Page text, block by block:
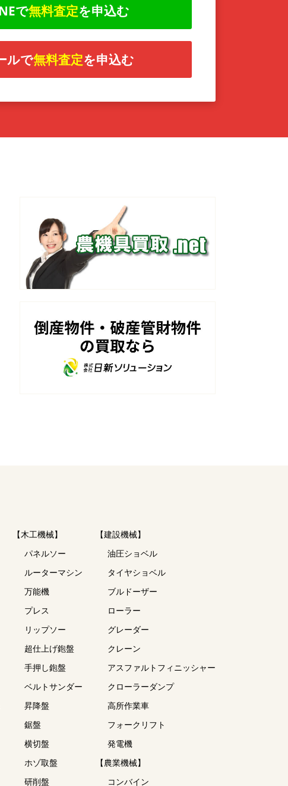
で無料査定を申込む
ルで無料査定を申込む
【木工機械】
パネルソー
ルーターマシン
万能機
プレス
リップソー
超仕上げ鉋盤
手押し鉋盤
ベルトサンダー
昇降盤
鋸盤
横切盤
ホゾ取盤
研削盤
【建設機械】
油圧ショベル
タイヤショベル
ブルドーザー
ローラー
グレーダー
クレーン
アスファルトフィニッシャー
クローラーダンプ
高所作業車
フォークリフト
発電機
【農業機械】
コンバイン